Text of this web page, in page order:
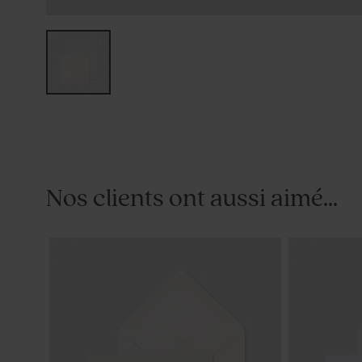
Nos clients ont aussi aimé...